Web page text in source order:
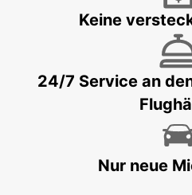
KRAKAU FLUGHAFEN
HOTEL VIENNA HOUSE
Keine
24/7 Service an
Nur neue